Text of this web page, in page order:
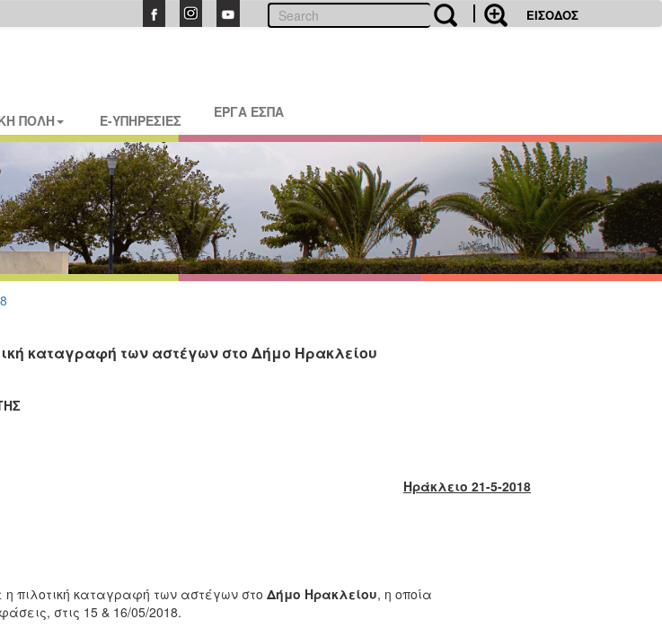
ΕΙΣΟΔΟΣ
ΠΟΛΗ E-ΥΠΗΡΕΣΙΕΣ ΕΡΓΑ ΕΣΠΑ
καταγραφή των αστέγων στο Δήμο Ηρακλείου
Ηράκλειο 21-5-2018
η πιλοτική καταγραφή των αστέγων στο Δήμο Ηρακλείου, η οποία
στις 15 & 16/05/2018.